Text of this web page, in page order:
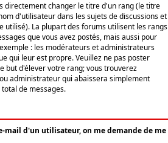
directement changer le titre d'un rang (le titre
d'utilisateur dans les sujets de discussions et
utilisé). La plupart des forums utilisent les rangs
que vous avez postés, mais aussi pour
: les modérateurs et administrateurs
qui leur est propre. Veuillez ne pas poster
but d'élever votre rang; vous trouverez
administrateur qui abaissera simplement
de messages.
mail d'un utilisateur, on me demande de me